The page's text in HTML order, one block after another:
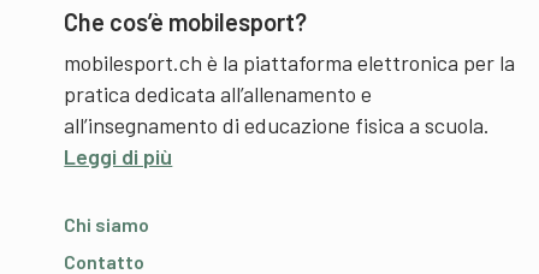
Che cos’è mobilesport?
mobilesport.ch è la piattaforma elettronica per la
pratica dedicata all’allenamento e
all’insegnamento di educazione fisica a scuola.
Leggi di più
Chi siamo
Contatto